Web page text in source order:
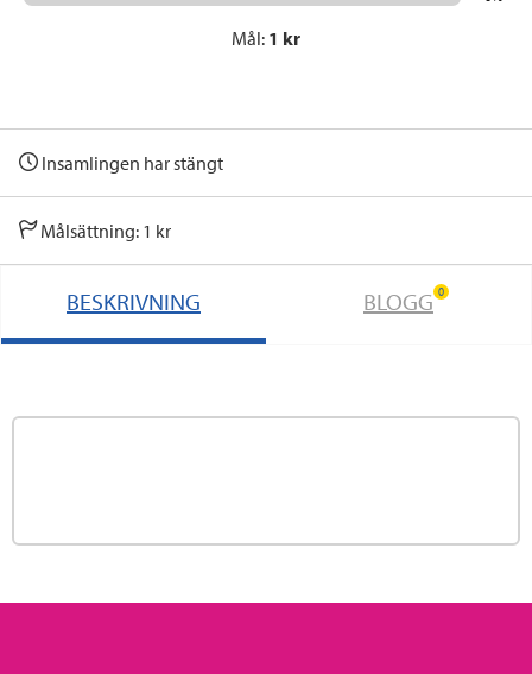
Mål: 1 kr
Insamlingen har stängt
Målsättning: 1 kr
BESKRIVNING BLOGG 0